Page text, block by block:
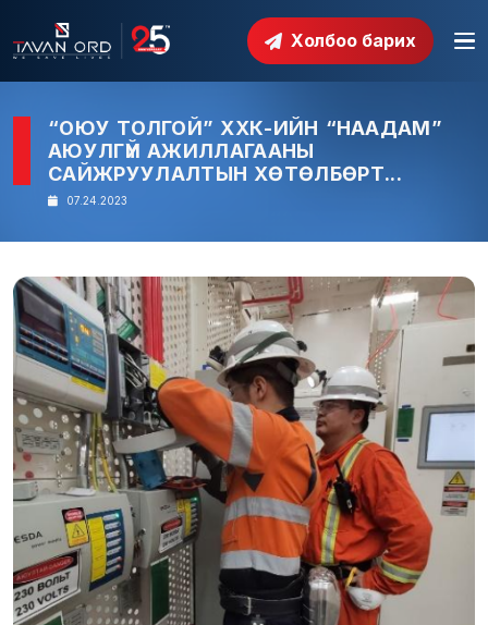
Холбоо барих
“ОЮУ ТОЛГОЙ” ХХК-ИЙН “НААДАМ”
АЮУЛГҮЙ АЖИЛЛАГААНЫ
САЙЖРУУЛАЛТЫН ХӨТӨЛБӨРТ...
07.24.2023